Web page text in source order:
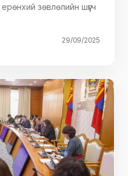
зөвлөлийн шүүгч
29/09/2025